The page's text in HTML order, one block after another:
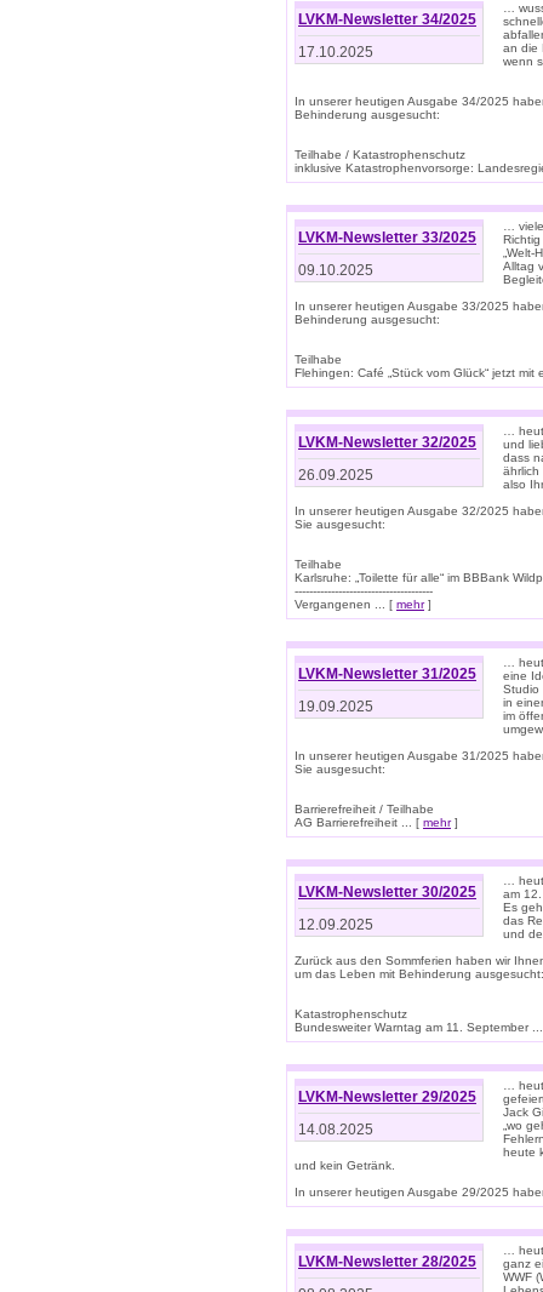
LVKM-Newsletter 34/2025
17.10.2025
…
an die
wenn
In unserer heutigen Ausgabe 34/2025
Behinderung ausgesucht:
Teilhabe / Katastrophenschutz
inklusive Katastrophenvorsorge:
LVKM-Newsletter 33/2025
09.10.2025
…
Alltag
In unserer heutigen Ausgabe 33/2025
Behinderung ausgesucht:
Teilhabe
Flehingen: Café „Stück vom Glück“ jetzt mit
LVKM-Newsletter 32/2025
26.09.2025
…
und
dass
ährlich
also
In unserer heutigen Ausgabe 32/2025
Sie ausgesucht:
Teilhabe
Karlsruhe: „Toilette für alle“ im BBBank
--------------------------------------
Vergangenen ... [ mehr]
LVKM-Newsletter 31/2025
19.09.2025
…
eine
Studio
in
im
In unserer heutigen Ausgabe 31/2025
Sie ausgesucht:
Barrierefreiheit / Teilhabe
AG Barrierefreiheit ... [ mehr]
LVKM-Newsletter 30/2025
12.09.2025
…
am
Es
das
und
Zurück aus den Sommferien haben wir
um das Leben mit Behinderung ausgesucht:
Katastrophenschutz
Bundesweiter Warntag am 11. September
LVKM-Newsletter 29/2025
14.08.2025
…
Jack
„wo
heute
und kein Getränk.
In unserer heutigen Ausgabe 29/2025
LVKM-Newsletter 28/2025
…
ganz
WWF